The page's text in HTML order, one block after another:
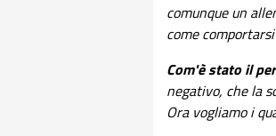
comunque un
come
Com'è stato il
negativo, che la
Ora vogliamo i